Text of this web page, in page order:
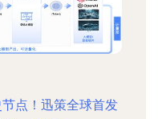
点！迅策全球首发